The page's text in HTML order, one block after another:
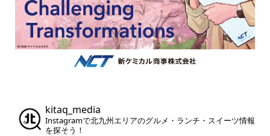
kitaq_media
Instagramで北九州エリアのグルメ・ランチ・スイーツ情報
を探そう！